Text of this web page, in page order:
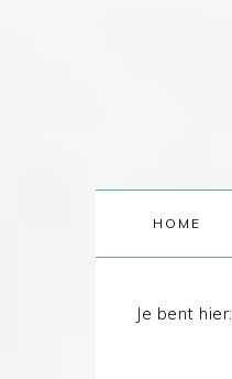
HOME
Je bent hier: